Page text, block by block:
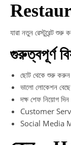
যারা নতুন রেস্টুরেন্ট শুরু
গুরুত্বপূর্ণ
ছোট থেকে শুরু করুন
ভালো লোকেশন
দক্ষ শেফ নিয়োগ দিন
Customer
Social Media